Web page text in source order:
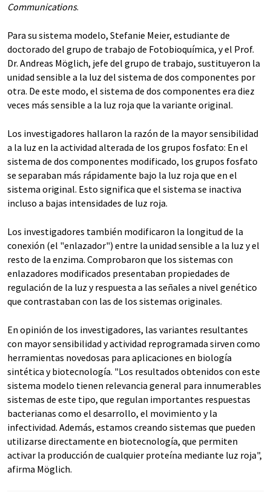
Communications.
Para su sistema modelo, Stefanie Meier, estudiante de
doctorado del grupo de trabajo de Fotobioquímica, y el Prof.
Dr. Andreas Möglich, jefe del grupo de trabajo, sustituyeron la
unidad sensible a la luz del sistema de dos componentes por
otra. De este modo, el sistema de dos componentes era diez
veces más sensible a la luz roja que la variante original.
Los investigadores hallaron la razón de la mayor sensibilidad
a la luz en la actividad alterada de los grupos fosfato: En el
sistema de dos componentes modificado, los grupos fosfato
se separaban más rápidamente bajo la luz roja que en el
sistema original. Esto significa que el sistema se inactiva
incluso a bajas intensidades de luz roja.
Los investigadores también modificaron la longitud de la
conexión (el "enlazador") entre la unidad sensible a la luz y el
resto de la enzima. Comprobaron que los sistemas con
enlazadores modificados presentaban propiedades de
regulación de la luz y respuesta a las señales a nivel genético
que contrastaban con las de los sistemas originales.
En opinión de los investigadores, las variantes resultantes
con mayor sensibilidad y actividad reprogramada sirven como
herramientas novedosas para aplicaciones en biología
sintética y biotecnología. "Los resultados obtenidos con este
sistema modelo tienen relevancia general para innumerables
sistemas de este tipo, que regulan importantes respuestas
bacterianas como el desarrollo, el movimiento y la
infectividad. Además, estamos creando sistemas que pueden
utilizarse directamente en biotecnología, que permiten
activar la producción de cualquier proteína mediante luz roja",
afirma Möglich.